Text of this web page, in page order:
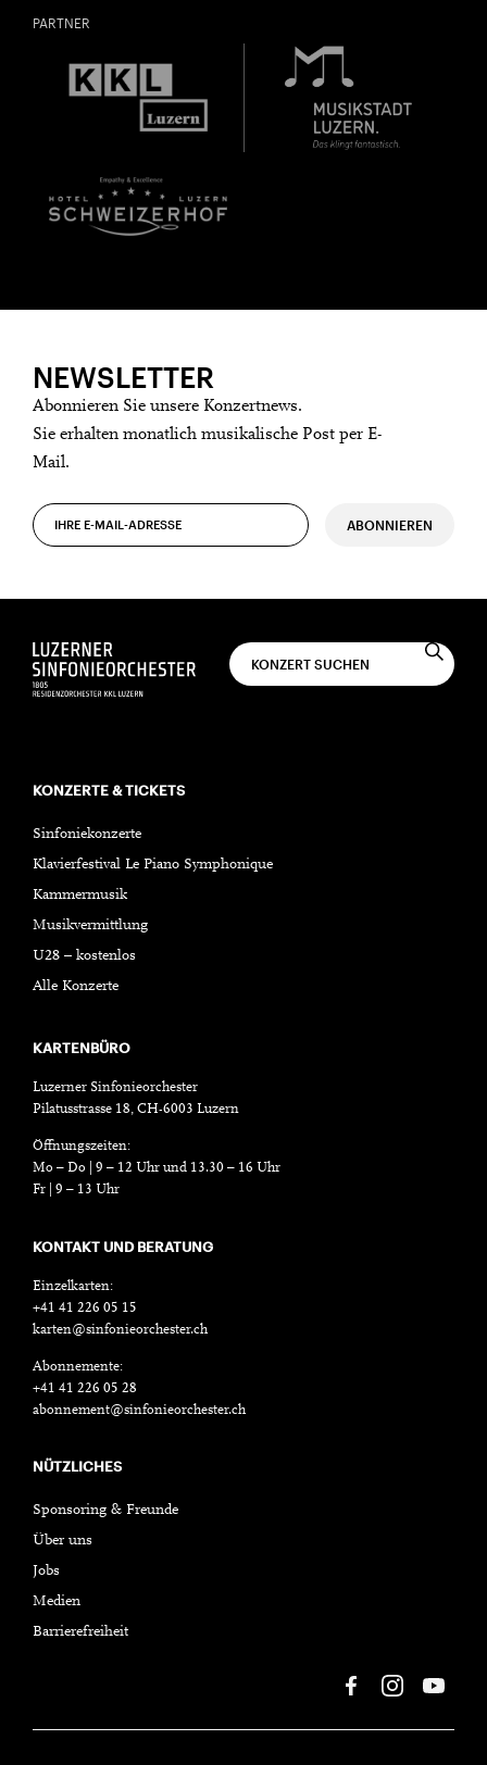
PARTNER
NEWSLETTER
Abonnieren Sie unsere Konzertnews.
Sie erhalten monatlich musikalische Post per E-
Mail.
ABONNIEREN
KONZERTE & TICKETS
Sinfoniekonzerte
Klavierfestival Le Piano Symphonique
Kammermusik
Musikvermittlung
U28 – kostenlos
Alle Konzerte
KARTENBÜRO
Luzerner Sinfonieorchester
Pilatusstrasse 18, CH-6003 Luzern
Öffnungszeiten:
Mo – Do | 9 – 12 Uhr und 13.30 – 16 Uhr
Fr | 9 – 13 Uhr
KONTAKT UND BERATUNG
Einzelkarten:
+41 41 226 05 15
karten@sinfonieorchester.ch
Abonnemente:
+41 41 226 05 28
abonnement@sinfonieorchester.ch
NÜTZLICHES
Sponsoring & Freunde
Über uns
Jobs
Medien
Barrierefreiheit